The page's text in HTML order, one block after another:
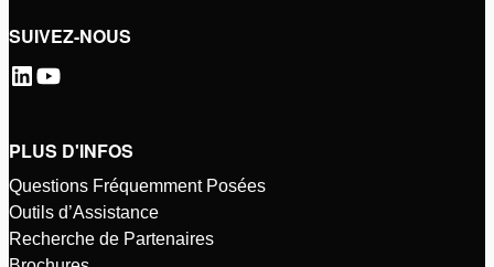
SUIVEZ-NOUS
PLUS D'INFOS
Questions Fréquemment Posées
Outils d’Assistance
Recherche de Partenaires